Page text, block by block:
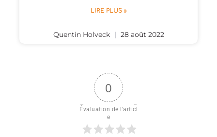
LIRE PLUS »
Quentin Holveck 28 août 2022
0
Évaluation de l'articl
e